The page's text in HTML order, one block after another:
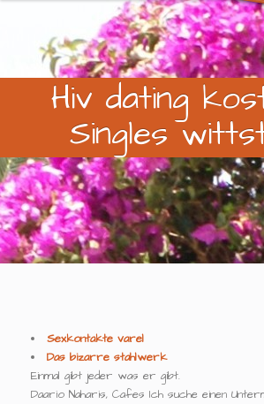
Hiv dating
Singles
Sexkontakte varel
Das bizarre stahlwerk
Einmal gibt jeder was er gibt.
Daario Naharis, Cafes Ich suche einen